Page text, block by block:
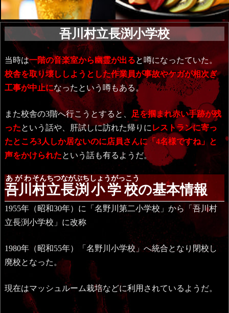
吾川村立長渕小学校
当時は一階の音楽室から幽霊が出ると噂になったていた。
校舎を取り壊ししようとした作業員が事故やケガが相次ぎ
工事が中止になったという噂もある。
また校舎の3階へ行こうとすると、
足を掴まれ赤い手跡が残
ったという話や、肝試しに訪れた帰りに レストランに寄っ
たところ3人しか居ないのに店員さんに「4名様ですね」と
声をかけられたという話も有るようだ。
吾川
あがわ
村立
そんちつ
長渕
ながぶち
小学校
しょうがっこう
の基本情報
1955年（昭和30年）に「名野川第二小学校」から「吾川村
立長渕小学校」に改称
1980年（昭和55年）「名野川小学校」へ統合となり閉校し
廃校となった。
現在はマッシュルーム栽培などに利用されているようだ。